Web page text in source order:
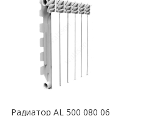
Радиатор AL 500 080 06